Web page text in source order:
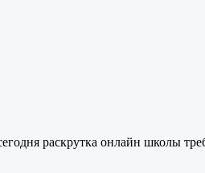
раскрутка онлайн школы